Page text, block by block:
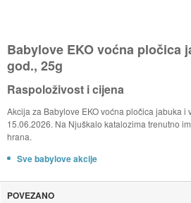
Babylove EKO voćna pločica
god., 25g
Raspoloživost i cijena
Akcija za Babylove EKO voćna pločica jabuka i
15.06.2026. Na Njuškalo katalozima trenutno
hrana.
Sve babylove akcije
POVEZANO